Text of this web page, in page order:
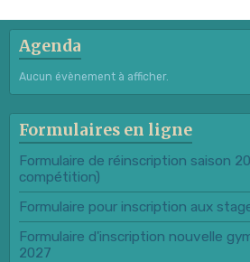
Agenda
Aucun évènement à afficher.
Formulaires en ligne
Formulaire de réinscription saison
compétition)
Formulaire pour inscription aux
Formulaire d'inscription nouvelle
2027